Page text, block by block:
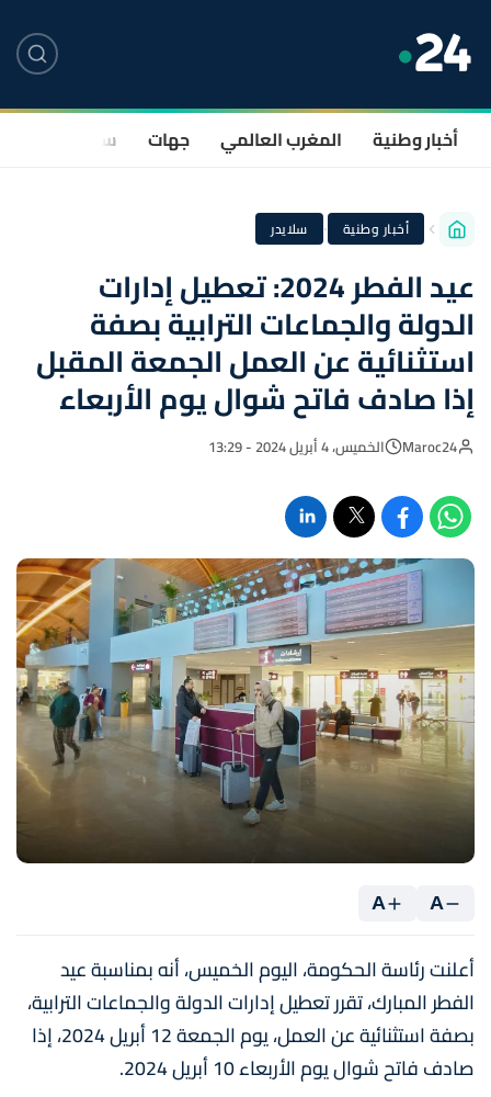
أخبار وطنية المغرب العالمي جهات سياسة
أخبار وطنية · سلايدر
عيد الفطر 2024: تعطيل إدارات
الدولة والجماعات الترابية بصفة
استثنائية عن العمل الجمعة المقبل
إذا صادف فاتح شوال يوم الأربعاء
Maroc24 الخميس، 4 أبريل 2024 - 13:29
A
A
أعلنت رئاسة الحكومة، اليوم الخميس، أنه بمناسبة عيد
الفطر المبارك، تقرر تعطيل إدارات الدولة والجماعات الترابية،
بصفة استثنائية عن العمل، يوم الجمعة 12 أبريل 2024، إذا
صادف فاتح شوال يوم الأربعاء 10 أبريل 2024.